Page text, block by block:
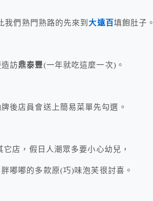
我們熟門熟路的先來到 大遠百填飽肚子。
造訪鼎泰豐(一年就吃這麼一次)。
後店員會送上簡易菜單先勾選。
它店，假日人潮眾多要小心幼兒，
胖嘟嘟的多款原(巧)味泡芙很討喜。